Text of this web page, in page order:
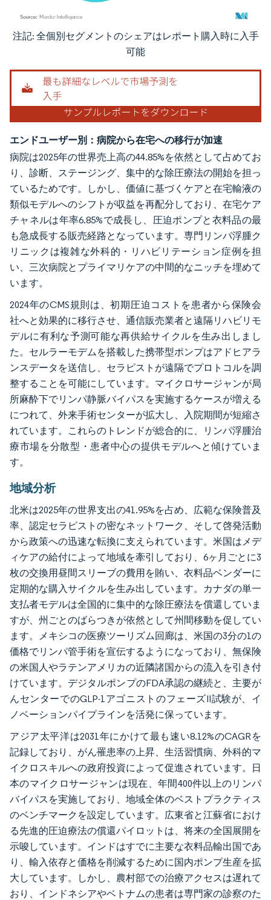
画像 © Mordor Intelligence。再利用にはCC BY 4.0の表示が必要です。
注記: 全個別セグメントのシェアはレポート購入時に入手
可能
エンドユーザー別：病院から在宅への移行が加速
病院は2025年の世界売上高の44.85%を依然として占めてお
り、診断、ステージング、集中的な除圧療法の開始を担っ
ているためです。しかし、価値に基づくケアと在宅輸液の
類似モデルへのシフトが収益を再配分しており、在宅ケア
チャネルは年率6.85%で成長し、圧迫ポンプと衣料品の最
も急成長する販売経路となっています。専門リンパ浮腫ク
リニックは複雑な外科的・リハビリテーション症例を担
い、三次病院とプライマリケアの中間的なニッチを埋めて
います。
2024年のCMS規則は、初期圧迫コストを患者から保険会
社へと効果的に移行させ、通信販売業者と遠隔リハビリモ
デルに有利な予測可能な再供給サイクルを生み出しまし
た。セルラーモデムを搭載した携帯型ポンプはアドヒアラ
ンスデータを送信し、セラピストが遠隔でプロトコルを調
整することを可能にしています。マイクロサージャンが局
所麻酔下でリンパ静脈バイパスを実施するケースが増える
につれて、外来手術センターが拡大し、入院期間が短縮さ
れています。これらのトレンドが総合的に、リンパ浮腫治
療市場を分散型・患者中心の提供モデルへと傾けていま
す。
地域分析
北米は2025年の世界支出の41.95%を占め、広範な保険普及
率、認定セラピストの密なネットワーク、そして啓発活動
から政策への迅速な転換に支えられています。米国はメデ
ィケアの給付によって地域を牽引しており、6ヶ月ごとに3
枚の交換用昼間スリーブの費用を賄い、衣料品ベンダーに
定期的な購入サイクルを生み出しています。カナダの単一
支払者モデルは全国的に集中的な除圧療法を償還していま
すが、州ごとのばらつきが依然として州間移動を促してい
ます。メキシコの医療ツーリズム回廊は、米国の3分の1の
価格でリンパ管手術を宣伝するようになっており、無保険
の米国人やラテンアメリカの近隣諸国からの流入を引き付
けています。デジタルポンプのFDA承認の継続と、主要が
んセンターでのGLP-1アゴニストのフェーズII試験が、イ
ノベーションパイプラインを活発に保っています。
アジア太平洋は2031年にかけて最も速い8.12%のCAGRを
記録しており、がん罹患率の上昇、生活習慣病、外科的マ
イクロスキルへの政府投資によって促進されています。日
本のマイクロサージャンは現在、年間400件以上のリンパ
バイパスを実施しており、地域全体のベストプラクティス
のベンチマークを設定しています。広東省と江蘇省におけ
る先進的圧迫療法の償還パイロットは、将来の全国展開を
示唆しています。インドはすでに主要な衣料品輸出国であ
り、輸入依存と価格を削減するために国内ポンプ生産を拡
大しています。しかし、農村部での治療アクセスは遅れて
おり、インドネシアやベトナムの患者は専門家の診察のた